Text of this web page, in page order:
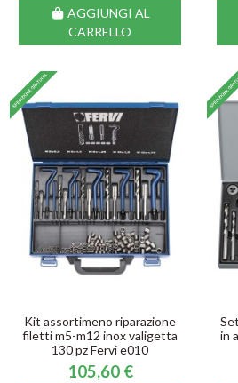
AGGIUNGI AL
CARRELLO
Kit assortimeno riparazione
filetti m5-m12 inox valigetta
130 pz Fervi e010
105,60 €
in